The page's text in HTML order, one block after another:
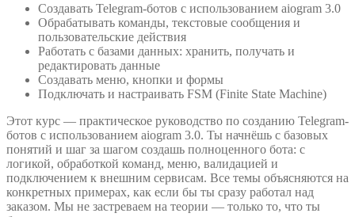
(2025)
Создавать Telegram-ботов с использованием aiogram 3.0
Обрабатывать команды, текстовые сообщения и
пользовательские действия
Работать с базами данных: хранить, получать и
редактировать данные
Создавать меню, кнопки и формы
Подключать и настраивать FSM (Finite State Machine)
Этот курс — практическое руководство по созданию Telegram-
ботов с использованием aiogram 3.0. Ты начнёшь с базовых
понятий и шаг за шагом создашь полноценного бота: с
логикой, обработкой команд, меню, валидацией и
подключением к внешним сервисам. Все темы объясняются на
конкретных примерах, как если бы ты сразу работал над
заказом. Мы не застреваем на теории — только то, что ты